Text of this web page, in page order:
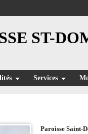
ST-
Services
Paroisse Saint-